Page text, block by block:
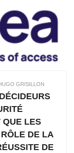
GRISILLON
QUE LES
DE LA
DE